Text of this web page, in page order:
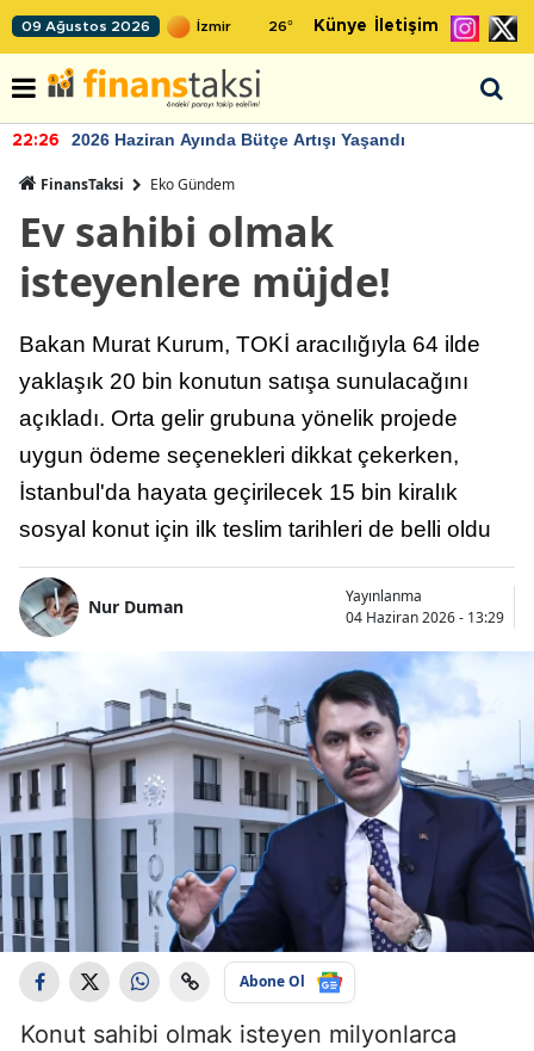
09 Ağustos 2026 26° Künye İletişim
22:26 2026 Haziran Ayında Bütçe Artışı Yaşandı
FinansTaksi Eko Gündem
Ev sahibi olmak
isteyenlere müjde!
Bakan Murat Kurum, TOKİ aracılığıyla 64 ilde
yaklaşık 20 bin konutun satışa sunulacağını
açıkladı. Orta gelir grubuna yönelik projede
uygun ödeme seçenekleri dikkat çekerken,
İstanbul'da hayata geçirilecek 15 bin kiralık
sosyal konut için ilk teslim tarihleri de belli oldu
Nur Duman
Yayınlanma
04 Haziran 2026 - 13:29
Abone Ol
Konut sahibi olmak isteyen milyonlarca